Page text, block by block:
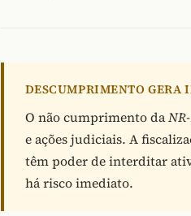
DESCUMPRIMENTO
O não cumprimento da
e ações judiciais. A
têm poder de interditar
há risco imediato.